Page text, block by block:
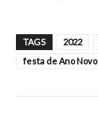
TAGS 2022
festa de Ano Novo